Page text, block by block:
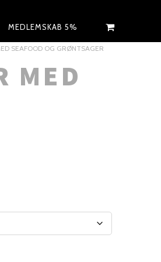
MEDLEMSKAB 5%
SEAFOOD OG GRØNTSAGER
MED